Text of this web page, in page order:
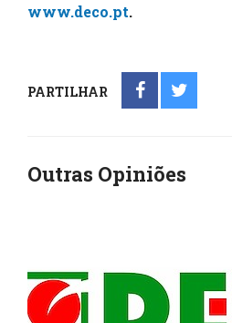
www.deco.pt.
PARTILHAR
Outras Opiniões